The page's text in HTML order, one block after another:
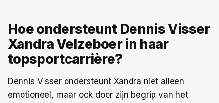
Hoe ondersteunt Dennis Visser
Xandra Velzeboer in haar
topsportcarrière?
Dennis Visser ondersteunt Xandra niet alleen
emotioneel, maar ook door zijn begrip van het